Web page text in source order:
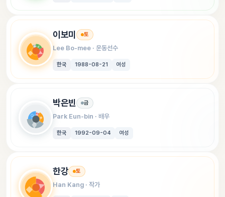
이보미 토
Lee Bo-mee · 운동선수
한국 1988-08-21 여성
박은빈 금
Park Eun-bin · 배우
한국 1992-09-04 여성
한강 토
Han Kang · 작가